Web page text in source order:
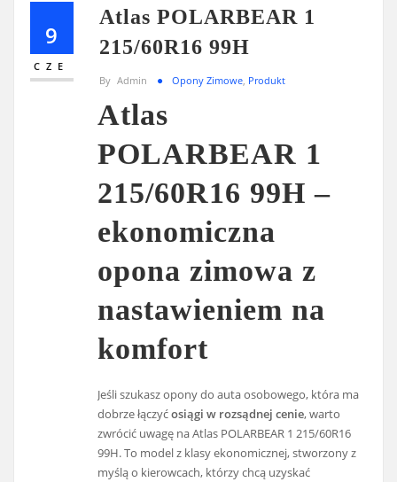
9
CZE
Atlas POLARBEAR 1
215/60R16 99H
By Admin Opony Zimowe Produkt
Atlas
POLARBEAR 1
215/60R16 99H –
ekonomiczna
opona zimowa z
nastawieniem na
komfort
Jeśli szukasz opony do auta osobowego, która ma
dobrze łączyćosiągi w rozsądnej cenie, warto
zwrócić uwagę na Atlas POLARBEAR 1 215/60R16
99H. To model z klasy ekonomicznej, stworzony z
myślą o kierowcach, którzy chcą uzyskać